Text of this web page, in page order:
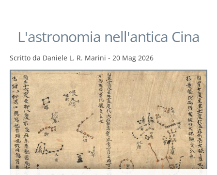
L'astronomia nell'antica Cina
Scritto da Daniele L. R. Marini - 20 Mag 2026